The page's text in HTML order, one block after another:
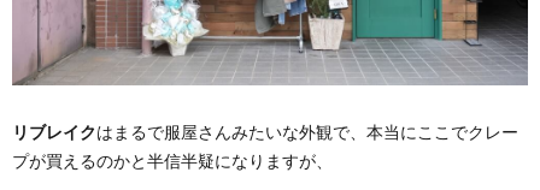
リブレイクはまるで服屋さんみたいな外観で、本当にここでクレー
プが買えるのかと半信半疑になりますが、